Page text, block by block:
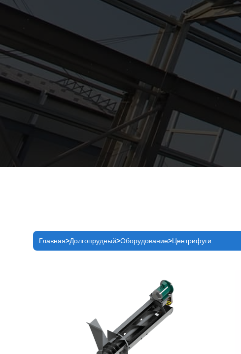
Главная Долгопрудный Оборудование Центрифуги